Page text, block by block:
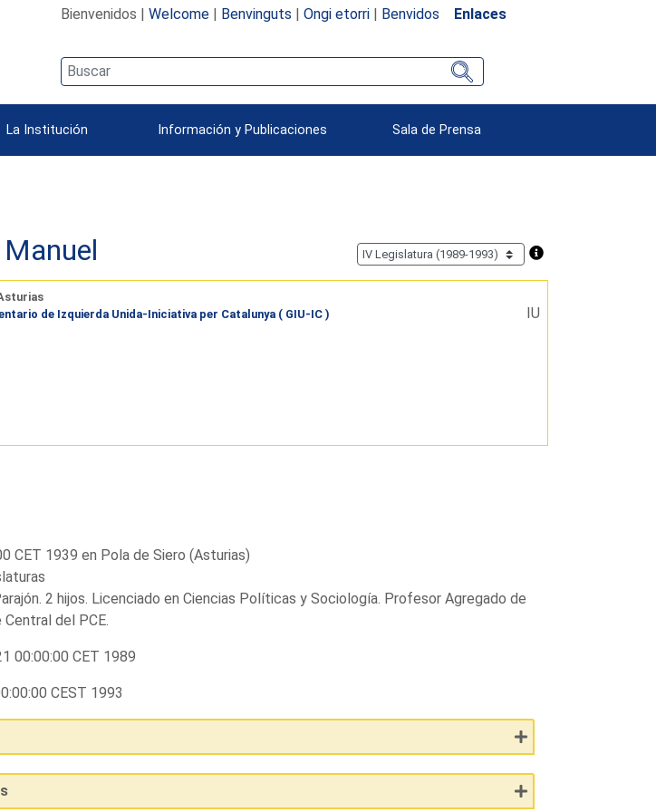
Bienvenidos | Welcome| Benvinguts | Ongi etorri| Benvidos Enlaces
La Institución Información y Publicaciones Sala de Prensa
de Izquierda Unida-Iniciativa per Catalunya ( GIU-IC )
IU
CET 1939 en Pola de Siero (Asturias)
2 hijos. Licenciado en Ciencias Políticas y Sociología. Profesor Agregado de
del PCE.
00:00:00 CET 1989
CEST 1993